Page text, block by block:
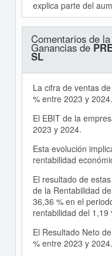
explica parte del
Comentarios de
Ganancias de
SL
La cifra de ventas
% entre 2023 y 2024.
El EBIT de la
2023 y 2024.
Esta evolución
rentabilidad
El resultado de
de la Rentabilidad
36,36 % en el
rentabilidad del 1,19
El Resultado Neto
% entre 2023 y 2024.